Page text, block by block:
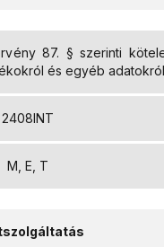
87. § szerinti
és egyéb adatokról
2408INT
M, E, T